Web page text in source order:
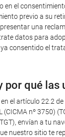
el
previo a su
una
datos para
consentido el
por qué las
el artículo 22.2
(CICMA nº 3750)
(TGT), envían a tu
nuestro sitio te